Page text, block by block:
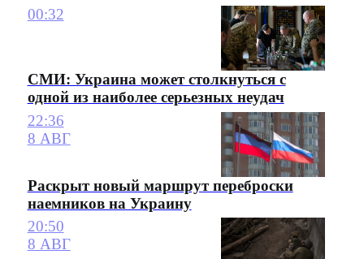
00:32
СМИ: Украина может столкнуться с
одной из наиболее серьезных неудач
22:36
8 АВГ
Раскрыт новый маршрут переброски
наемников на Украину
20:50
8 АВГ